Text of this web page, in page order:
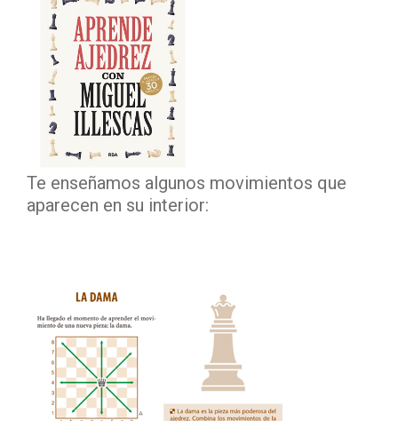
Te enseñamos algunos movimientos que
aparecen en su interior: